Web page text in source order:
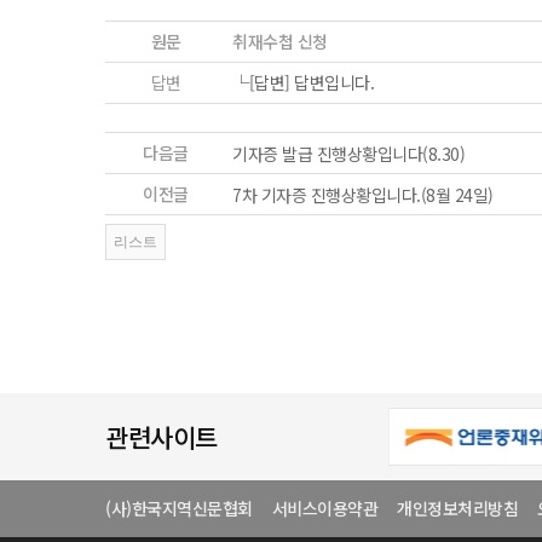
원문
취재수첩 신청
답변
└[답변] 답변입니다.
다음글
기자증 발급 진행상황입니다(8.30)
이전글
7차 기자증 진행상황입니다.(8월 24일)
관련사이트
(사)한국지역신문협회 서비스이용약관 개인정보처리방침